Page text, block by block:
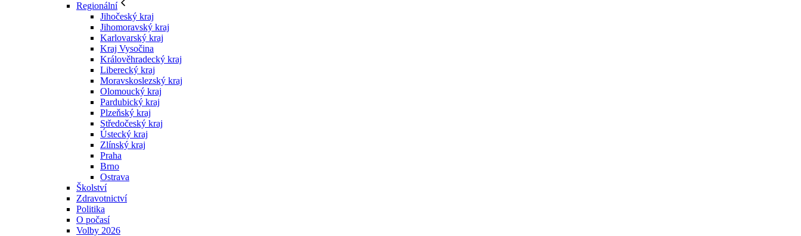
Regionální
Jihočeský kraj
Jihomoravský kraj
Karlovarský kraj
Kraj Vysočina
Králověhradecký kraj
Liberecký kraj
Moravskoslezský kraj
Olomoucký kraj
Pardubický kraj
Plzeňský kraj
Středočeský kraj
Ústecký kraj
Zlínský kraj
Praha
Brno
Ostrava
Školství
Zdravotnictví
Politika
O počasí
Volby 2026